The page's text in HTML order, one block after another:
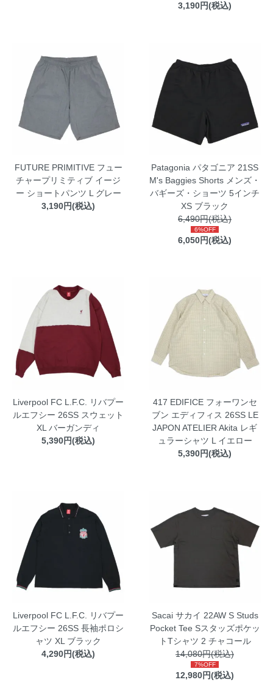
3,190円(税込)
FUTURE PRIMITIVE フュー
チャープリミティブ イージ
ー ショートパンツ L グレー
3,190円(税込)
Patagonia パタゴニア 21SS
M's Baggies Shorts メンズ・
バギーズ・ショーツ 5インチ
XS ブラック
6,490円(税込)
6%OFF
6,050円(税込)
Liverpool FC L.F.C. リバプー
ルエフシー 26SS スウェット
XL バーガンディ
5,390円(税込)
417 EDIFICE フォーワンセ
ブン エディフィス 26SS LE
JAPON ATELIER Akita レギ
ュラーシャツ L イエロー
5,390円(税込)
Liverpool FC L.F.C. リバプー
ルエフシー 26SS 長袖ポロシ
ャツ XL ブラック
4,290円(税込)
Sacai サカイ 22AW S Studs
Pocket Tee Sスタッズポケッ
トTシャツ 2 チャコール
14,080円(税込)
7%OFF
12,980円(税込)